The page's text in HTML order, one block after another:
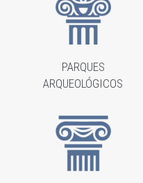
PARQUES
ARQUEOLÓGICOS